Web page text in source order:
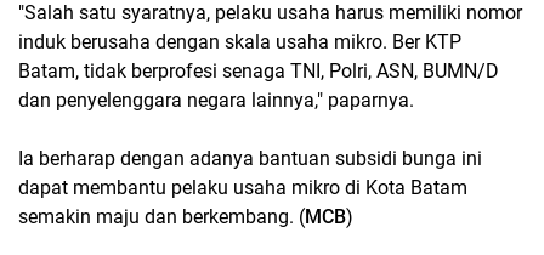
"Salah satu syaratnya, pelaku usaha harus memiliki nomor
induk berusaha dengan skala usaha mikro. Ber KTP
Batam, tidak berprofesi senaga TNI, Polri, ASN, BUMN/D
dan penyelenggara negara lainnya," paparnya.
Ia berharap dengan adanya bantuan subsidi bunga ini
dapat membantu pelaku usaha mikro di Kota Batam
semakin maju dan berkembang. (MCB)